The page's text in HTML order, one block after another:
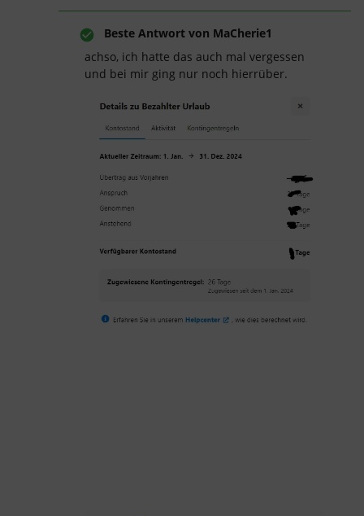
Beste Antwort von MaCherie1
achso, ich hatte das auch mal vergessen
und bei mir ging nur noch hierrüber.